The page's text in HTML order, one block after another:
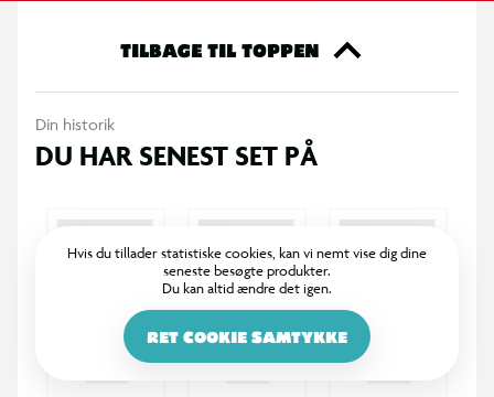
Du kan også lave DIN EGEN karakter!
TILBAGE TIL TOPPEN
Din historik
DU HAR SENEST SET PÅ
Hvis du tillader statistiske cookies, kan vi nemt vise dig dine
seneste besøgte produkter.
Du kan altid ændre det igen.
RET COOKIE SAMTYKKE